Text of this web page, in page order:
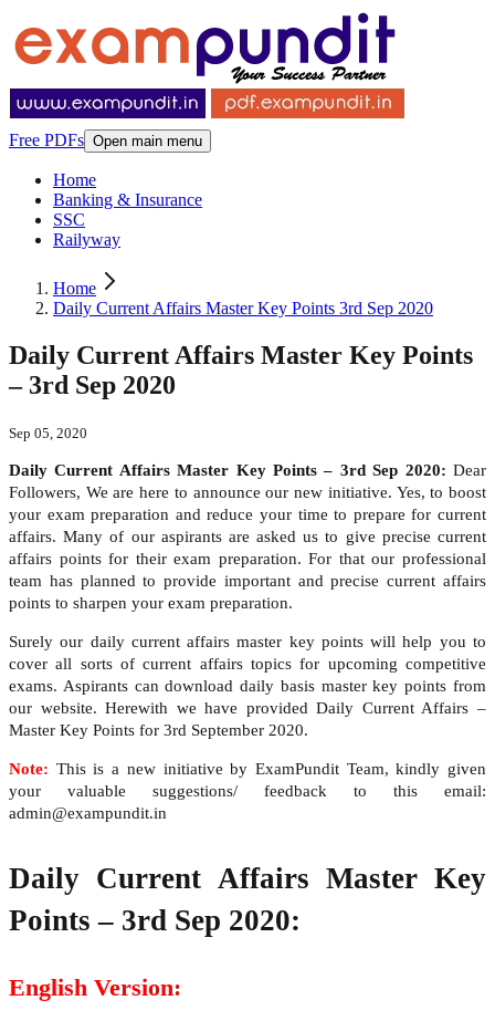
Free PDFs Open main menu
Home
Banking & Insurance
SSC
Railyway
Home
Daily Current Affairs Master Key Points 3rd Sep 2020
Daily Current Affairs Master Key Points
– 3rd Sep 2020
Sep 05, 2020
Daily Current Affairs Master Key Points – 3rd Sep 2020: Dear
Followers, We are here to announce our new initiative. Yes, to boost
your exam preparation and reduce your time to prepare for current
affairs. Many of our aspirants are asked us to give precise current
affairs points for their exam preparation. For that our professional
team has planned to provide important and precise current affairs
points to sharpen your exam preparation.
Surely our daily current affairs master key points will help you to
cover all sorts of current affairs topics for upcoming competitive
exams. Aspirants can download daily basis master key points from
our website. Herewith we have provided Daily Current Affairs –
Master Key Points for 3rd September 2020.
Note: This is a new initiative by ExamPundit Team, kindly given
your valuable suggestions/ feedback to this email:
admin@exampundit.in
Daily Current Affairs Master Key
Points – 3rd Sep 2020:
English Version: